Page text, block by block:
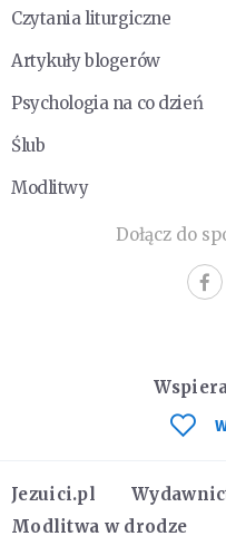
Czytania liturgiczne
Artykuły blogerów
Psychologia na co dzień
Ślub
Modlitwy
Dołącz do
Jezuici.pl
Modlitwa w drodze